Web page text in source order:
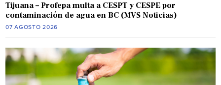
Tijuana – Profepa multa a CESPT y CESPE por
contaminación de agua en BC (MVS Noticias)
07 AGOSTO 2026